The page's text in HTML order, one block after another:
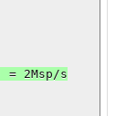
2Msp/s